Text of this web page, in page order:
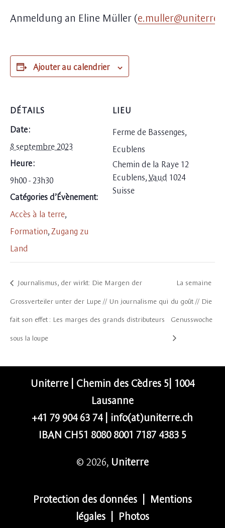
Anmeldung an Eline Müller (
Ajouter au calendrier
DÉTAILS
Date :
8 septembre 2023
Heure :
9h00 - 23h30
Catégories d’Évènement:
Accès à la terre
Formation Zugang zu
Land
LIEU
Ferme de Bassenges,
Ecublens
Chemin de la Raye 12
Ecublens Vaud 1024
Suisse
Journalismus, der wirkt: Die Margen der
Grossverteiler unter der Lupe // Un journalisme qui
fait son effet : Les marges des grands distributeurs
sous la loupe
La semaine
du goût // Die
Genusswoche
Uniterre | Chemin des Cèdres 5| 1004
Lausanne
+41 79 904 63 74| info(at)uniterre.ch
IBAN CH51 8080 8001 7187 4383 5
© 2026, Uniterre
Protection des données| Mentions
légales| Photos